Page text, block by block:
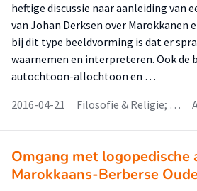
heftige discussie naar aanleiding van
van Johan Derksen over Marokkanen
bij dit type beeldvorming is dat er
waarnemen en interpreteren. Ook de
autochtoon-allochtoon en …
2016-04-21
Filosofie & Religie; …
Omgang met logopedische
Marokkaans-Berberse